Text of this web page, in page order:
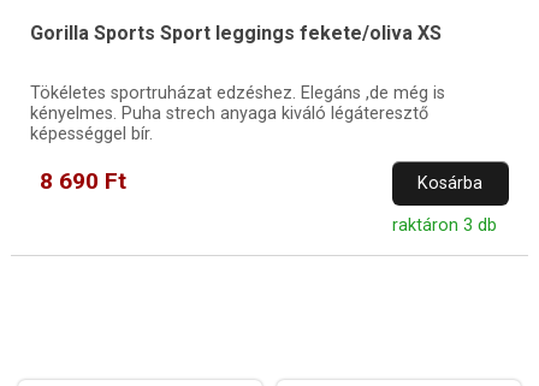
Gorilla Sports Sport leggings fekete/oliva XS
Tökéletes sportruházat edzéshez. Elegáns ,de még is
kényelmes. Puha strech anyaga kiváló légáteresztő
képességgel bír.
8 690 Ft Kosárba
raktáron 3 db